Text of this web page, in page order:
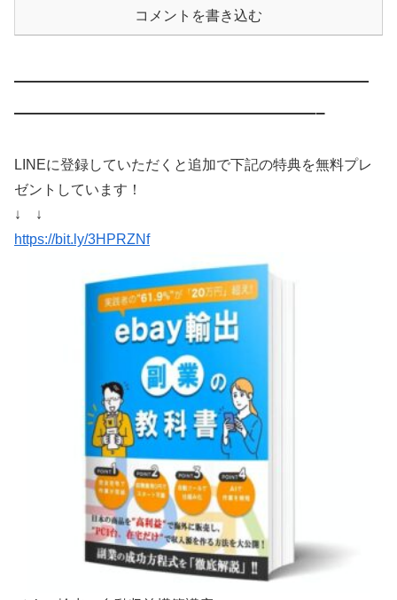
コメントを書き込む
————————————————————
—————————————————–
LINEに登録していただくと追加で下記の特典を無料プレ
ゼントしています！
↓ ↓
https://bit.ly/3HPRZNf